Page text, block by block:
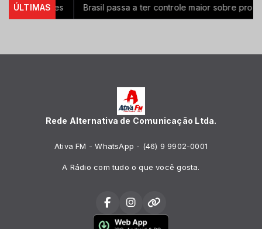
ÚLTIMAS
milhões Brasil passa a ter controle maior sobre produtos
Rede Alternativa de Comunicação Ltda.
Ativa FM - WhatsApp - (46) 9 9902-0001
A Rádio com tudo o que você gosta.